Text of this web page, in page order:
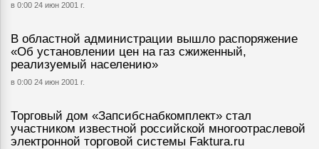
в 0:00 24 июн 2001 г.
В областной администрации вышло распоряжение
«Об установлении цен на газ сжиженный,
реализуемый населению»
в 0:00 24 июн 2001 г.
Торговый дом «Запсибснабкомплект» стал
участником известной российской многоотраслевой
электронной торговой системы Faktura.ru